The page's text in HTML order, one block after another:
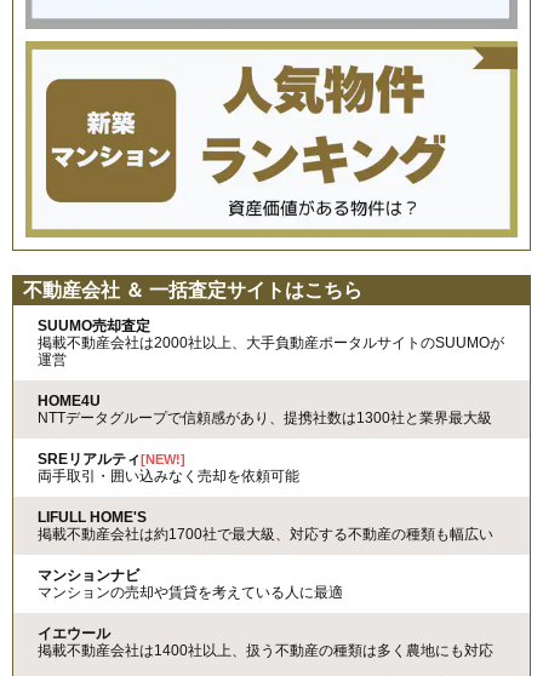
不動産会社 ＆ 一括査定サイトはこちら
SUUMO売却査定
掲載不動産会社は2000社以上、大手負動産ポータルサイトのSUUMOが
運営
HOME4U
NTTデータグループで信頼感があり、提携社数は1300社と業界最大級
SREリアルティ[NEW!]
両手取引・囲い込みなく売却を依頼可能
LIFULL HOME'S
掲載不動産会社は約1700社で最大級、対応する不動産の種類も幅広い
マンションナビ
マンションの売却や賃貸を考えている人に最適
イエウール
掲載不動産会社は1400社以上、扱う不動産の種類は多く農地にも対応